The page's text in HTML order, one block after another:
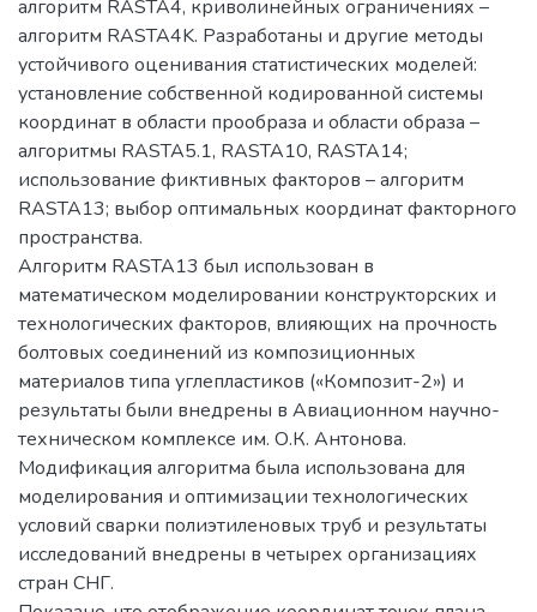
алгоритм RASTA4, криволинейных ограничениях –
алгоритм RASTA4K. Разработаны и другие методы
устойчивого оценивания статистических моделей:
установление собственной кодированной системы
координат в области прообраза и области образа –
алгоритмы RASTA5.1, RASTA10, RASTA14;
использование фиктивных факторов – алгоритм
RASTA13; выбор оптимальных координат факторного
пространства.
Алгоритм RASTA13 был использован в
математическом моделировании конструкторских и
технологических факторов, влияющих на прочность
болтовых соединений из композиционных
материалов типа углепластиков («Композит-2») и
результаты были внедрены в Авиационном научно-
техническом комплексе им. О.К. Антонова.
Модификация алгоритма была использована для
моделирования и оптимизации технологических
условий сварки полиэтиленовых труб и результаты
исследований внедрены в четырех организациях
стран СНГ.